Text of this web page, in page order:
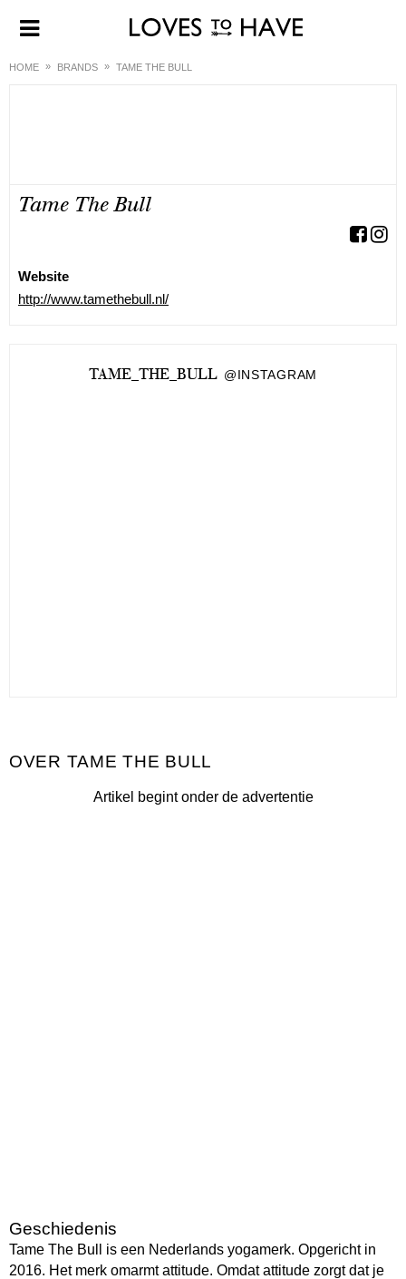
HOME BRANDS TAME THE BULL
Tame The Bull
Website
http://www.tamethebull.nl/
TAME_THE_BULL @INSTAGRAM
TAME THE BULL
Artikel begint onder de advertentie
Geschiedenis
Tame The Bull is een Nederlands yogamerk. Opgericht in
2016. Het merk omarmt attitude. Omdat attitude zorgt dat je